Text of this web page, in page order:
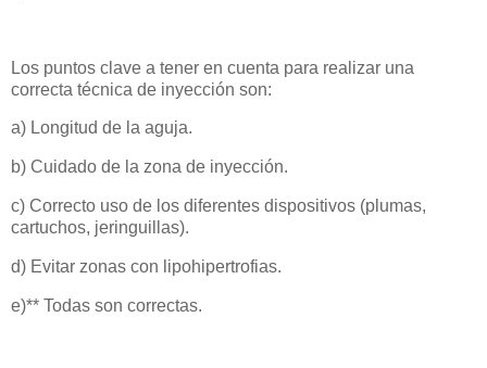
Los puntos clave a tener en cuenta para realizar una
correcta técnica de inyección son:
a) Longitud de la aguja.
b) Cuidado de la zona de inyección.
c) Correcto uso de los diferentes dispositivos (plumas,
cartuchos, jeringuillas).
d) Evitar zonas con lipohipertrofias.
e)** Todas son correctas.